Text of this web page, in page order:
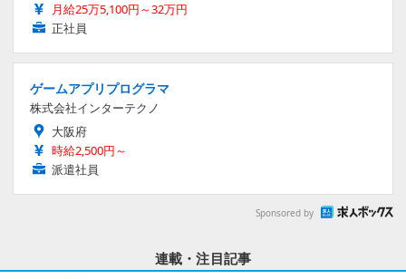
月給25万5,100円～32万円
正社員
ゲームアプリプログラマ
株式会社インターテクノ
大阪府
時給2,500円～
派遣社員
Sponsored by
連載・注目記事